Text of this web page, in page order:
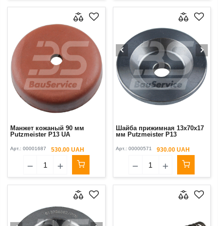
Манжет кожаный 90 мм
Putzmeister P13 UA
Арт.: 00001687 530.00 UAH
Шайба прижимная 13x70x17
мм Putzmeister P13
Арт.: 00000571 930.00 UAH